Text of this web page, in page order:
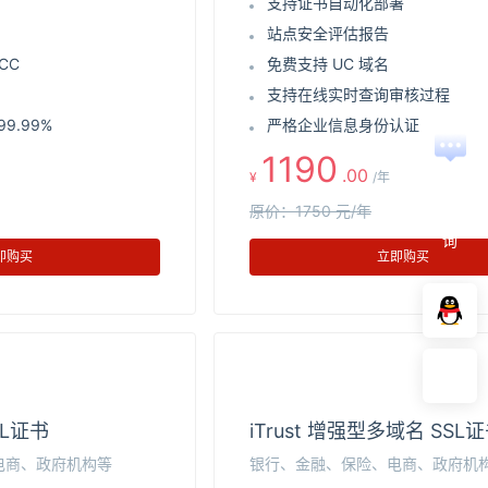
购买
站点安全评估报告
免费支持 UC 域名
支持在线实时查询审核过程
严格企业信息身份认证
¥ 1190 .00 /年
原价：1750 元/年
立即购买
证书
商、政府机构等
iTrust 增强型多域名 SSL
银行、金融、保险、电商、政府机
询